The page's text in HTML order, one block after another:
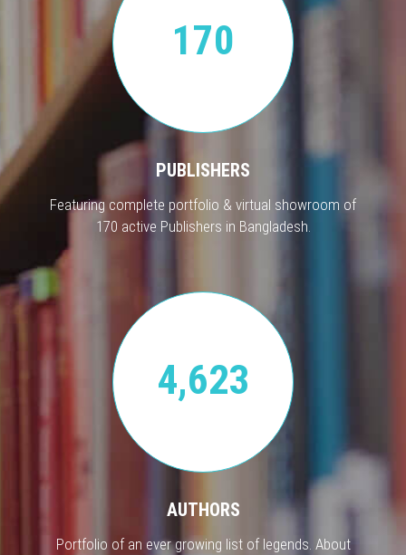
170
PUBLISHERS
Featuring complete portfolio & virtual showroom of
170 active Publishers in Bangladesh.
4,623
AUTHORS
Portfolio of an ever growing list of legends. About